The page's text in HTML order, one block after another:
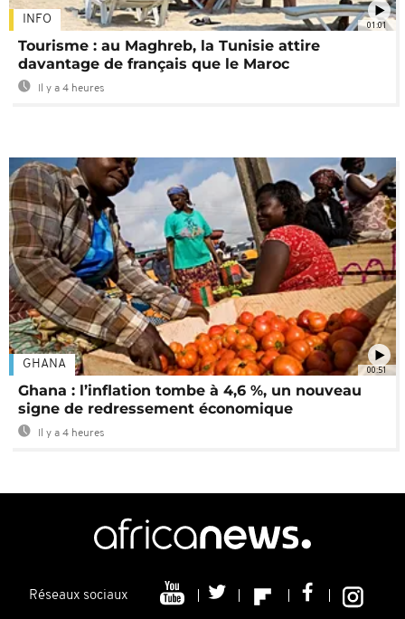
01:01
INFO
Tourisme : au Maghreb, la Tunisie attire
davantage de français que le Maroc
Il y a 4 heures
00:51
GHANA
Ghana : l’inflation tombe à 4,6 %, un nouveau
signe de redressement économique
Il y a 4 heures
Réseaux sociaux